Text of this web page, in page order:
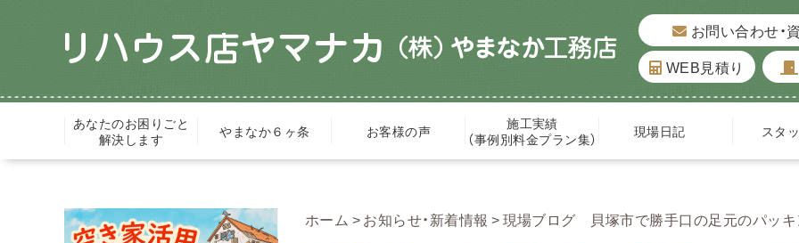
お問い合わせ・
WEB見積り
あなたのお困りごと
解決します
やまなか６ヶ条 お客様の声
施工実績
（事例別料金プラン集）
現場日記 スタ
ホーム お知らせ・新着情報 現場ブログ 貝塚市で勝手口の足元のパッ